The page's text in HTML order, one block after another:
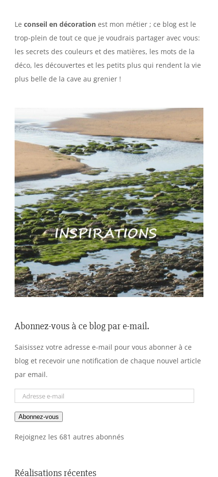
Le conseil en décoration est mon métier ; ce blog est le
trop-plein de tout ce que je voudrais partager avec vous:
les secrets des couleurs et des matières, les mots de la
déco, les découvertes et les petits plus qui rendent la vie
plus belle de la cave au grenier !
Abonnez-vous à ce blog par e-mail.
Saisissez votre adresse e-mail pour vous abonner à ce
blog et recevoir une notification de chaque nouvel article
par email.
Adresse
mail
Abonnez-vous
Rejoignez les 681 autres abonnés
Réalisations récentes